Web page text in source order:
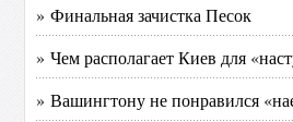
» Финальная зачистка Песок
» Чем располагает Киев для
» Вашингтону не понравился